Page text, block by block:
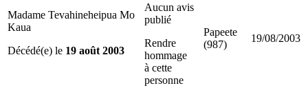
Madame Tevahineheipua Mo
Kaua
Décédé(e) le 19 août 2003
Aucun avis
publié
Rendre
hommage
à cette
personne
Papeete
(987)
19/08/2003